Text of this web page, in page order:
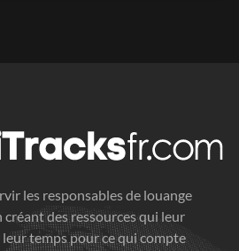
les responsables de louange
des ressources qui leur
temps pour ce qui compte